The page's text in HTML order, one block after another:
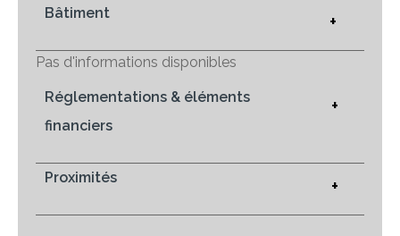
Bâtiment +
Pas d'informations disponibles
Réglementations & éléments
financiers
+
Proximités +